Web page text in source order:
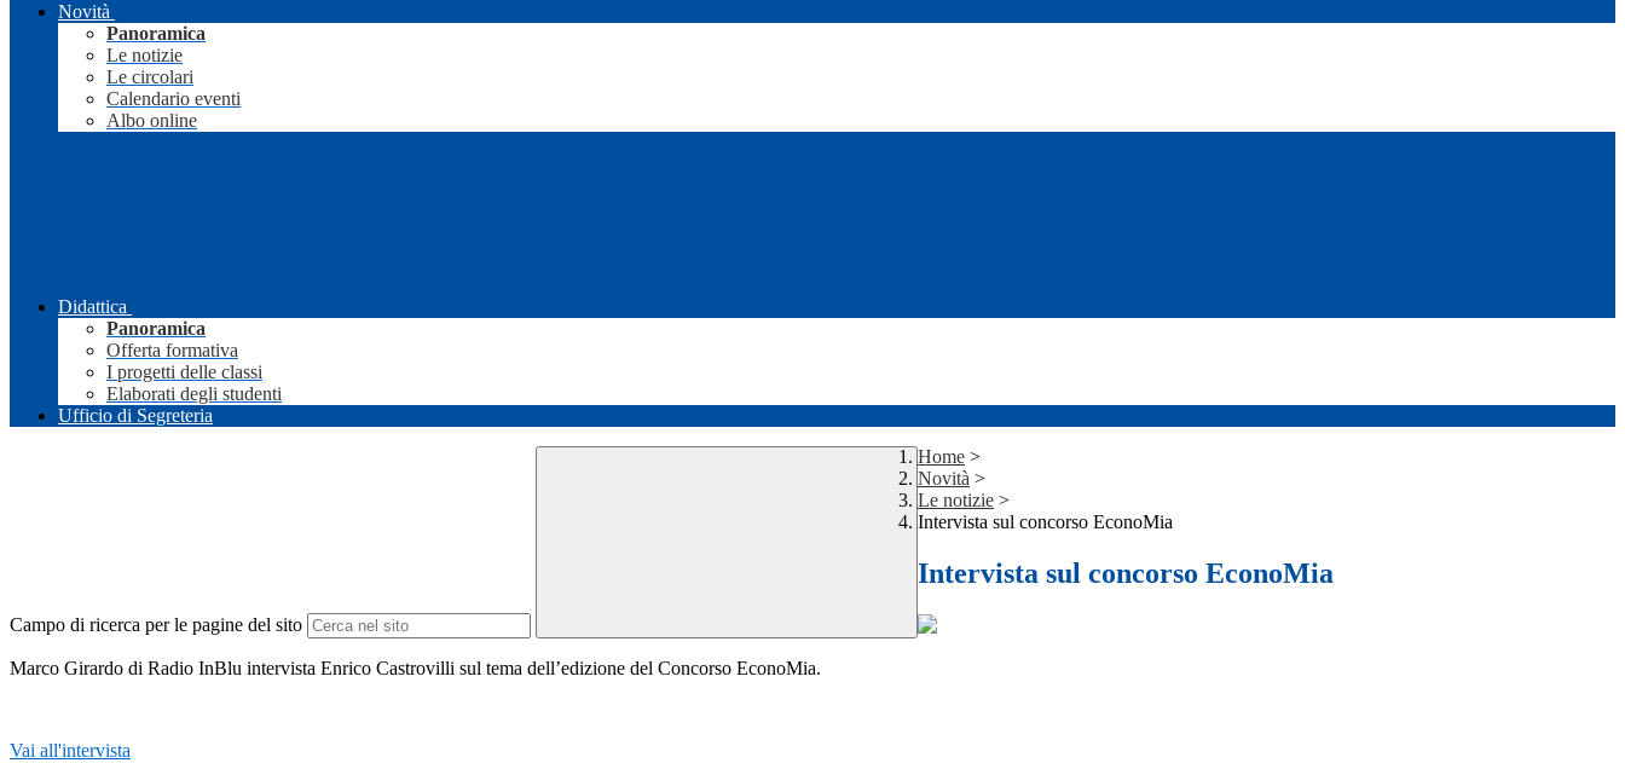
Novità
Panoramica
Le notizie
Le circolari
Calendario eventi
Albo online
Didattica
Panoramica
Offerta formativa
I progetti delle classi
Elaborati degli studenti
Ufficio di Segreteria
Campo di ricerca per le pagine del sito
Home >
Novità >
Le notizie >
Intervista sul concorso EconoMia
Intervista sul concorso EconoMia
Marco Girardo di Radio InBlu intervista Enrico Castrovilli sul tema dell’edizione del Concorso EconoMia.
Vai all'intervista